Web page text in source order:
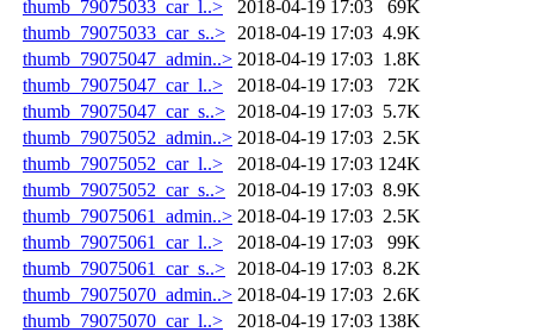
thumb_79075033_car_l..> 2018-04-19 17:03
69K
thumb_79075033_car_s..>
2018-04-19 17:03 4.9K
thumb_79075047_admin..> 2018-04-19 17:03 1.8K
thumb_79075047_car_l..>
2018-04-19 17:03
72K
thumb_79075047_car_s..>
2018-04-19 17:03 5.7K
thumb_79075052_admin..> 2018-04-19 17:03 2.5K
thumb_79075052_car_l..>
2018-04-19 17:03 124K
thumb_79075052_car_s..>
2018-04-19 17:03 8.9K
thumb_79075061_admin..> 2018-04-19 17:03 2.5K
thumb_79075061_car_l..>
2018-04-19 17:03
99K
thumb_79075061_car_s..>
2018-04-19 17:03 8.2K
thumb_79075070_admin..> 2018-04-19 17:03 2.6K
thumb_79075070_car_l..>
2018-04-19 17:03 138K